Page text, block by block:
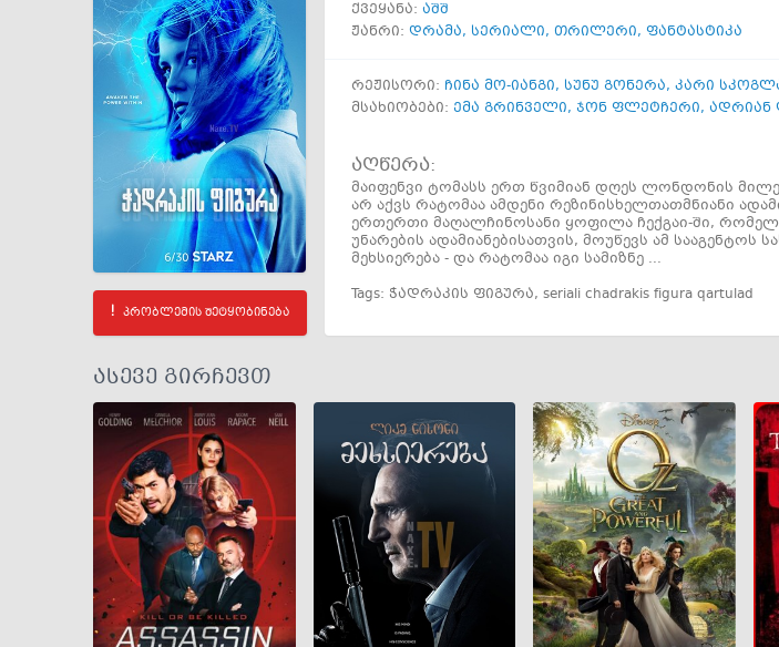
პრობლემის შეტყობინება
ქვეყანა: აშშ
ჟანრი: დრამა, სერიალი, თრილერი, ფანტასტიკა
რეჟისორი: ჩინა მო-იანგი, სუნუ გონერა, კარი
მსახიობები: ემა გრინველი, ჯონ ფლეტჩერი, ადრიან
აღწერა:
მაიფენვი ტომასს ერთ წვიმიან დღეს ლონდონის
არ აქვს რატომაა ამდენი რეზინისხელთათმნიანი
ერთერთი მაღალჩინოსანი ყოფილა ჩექგაი-ში,
უნარების ადამიანებისათვის, მოუწევს ამ
მეხსიერება - და რატომაა იგი სამიზნე ...
Tags: ჭადრაკის ფიგურა, seriali chadrakis figura qartulad
ასევე გირჩევთ